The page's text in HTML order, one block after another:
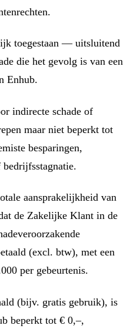
toegestaan — uitsluitend
die het gevolg is van een
Enhub.
indirecte schade of
maar niet beperkt tot
besparingen,
bedrijfsstagnatie.
aansprakelijkheid van
de Zakelijke Klant in de
(excl. btw), met een
per gebeurtenis.
(bijv. gratis gebruik), is
beperkt tot € 0,–,